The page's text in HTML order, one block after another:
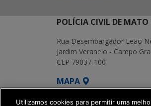
POLÍCIA CIVIL DE MATO
Rua Desembargador Leão
Jardim Veraneio - Campo
CEP 79037-100
MAPA
SETDIG | Secretaria-
Utilizamos cookies para permitir uma